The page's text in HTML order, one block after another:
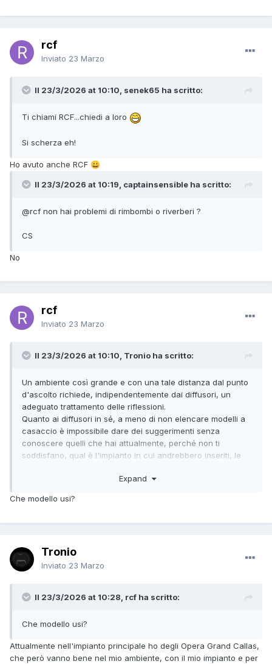
rcf
Inviato 23 Marzo
Il 23/3/2026 at 10:10, senek65 ha scritto:
Ti chiami RCF...chiedi a loro
Si scherza eh!
Ho avuto anche RCF 😀
Il 23/3/2026 at 10:19, captainsensible ha scritto:
@rcf non hai problemi di rimbombi o riverberi ?
CS
No
rcf
Inviato 23 Marzo
Il 23/3/2026 at 10:10, Tronio ha scritto:
Un ambiente così grande e con una tale distanza dal punto
d'ascolto richiede, indipendentemente dai diffusori, un
adeguato trattamento delle riflessioni.
Quanto ai diffusori in sé, a meno di non elencare modelli a
casaccio è impossibile dare dei suggerimenti senza
conoscere quelli che hai attualmente, perché non ti
soddisfano, qual è l'impianto in cui andrebbero inseriti, le
Ad esempio io non mi sono mai trovato bene con diffusori a
durata, e nel mio ambiente di circa 80 mq adeguatamente
Expand
Che modello usi?
Tronio
Inviato 23 Marzo
Il 23/3/2026 at 10:28, rcf ha scritto:
Che modello usi?
Attualmente nell'impianto principale ho degli Opera Grand Callas,
che però vanno bene nel mio ambiente, con il mio impianto e per